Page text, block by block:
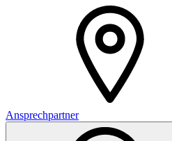
Ansprechpartner